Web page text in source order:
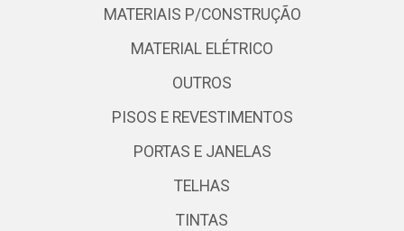
MATERIAIS P/CONSTRUÇÃO
MATERIAL ELÉTRICO
OUTROS
PISOS E REVESTIMENTOS
PORTAS E JANELAS
TELHAS
TINTAS